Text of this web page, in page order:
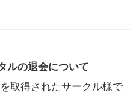
ルの退会について
取得されたサークル様で